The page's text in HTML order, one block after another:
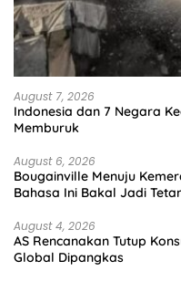
August 7, 2026
Indonesia dan 7 Negara
Memburuk
August 6, 2026
Bougainville Menuju
Bahasa Ini Bakal Jadi
August 4, 2026
AS Rencanakan Tutup
Global Dipangkas